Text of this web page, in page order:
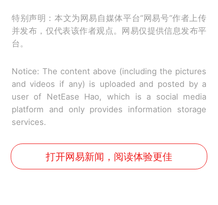
特别声明：本文为网易自媒体平台“网易号”作者上传
并发布，仅代表该作者观点。网易仅提供信息发布平
台。
Notice: The content above (including the pictures
and videos if any) is uploaded and posted by a
user of NetEase Hao, which is a social media
platform and only provides information storage
services.
打开网易新闻，阅读体验更佳